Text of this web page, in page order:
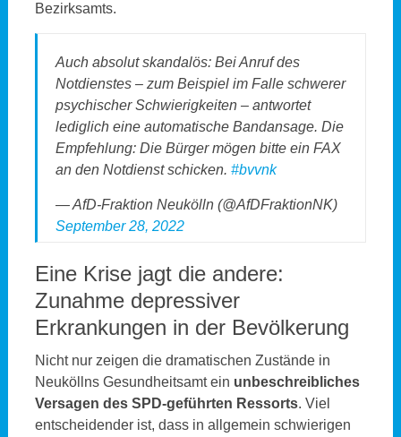
Bezirksamts.
Auch absolut skandalös: Bei Anruf des
Notdienstes – zum Beispiel im Falle schwerer
psychischer Schwierigkeiten – antwortet
lediglich eine automatische Bandansage. Die
Empfehlung: Die Bürger mögen bitte ein FAX
an den Notdienst schicken. #bvvnk
— AfD-Fraktion Neukölln (@AfDFraktionNK)
September 28, 2022
Eine Krise jagt die andere:
Zunahme depressiver
Erkrankungen in der Bevölkerung
Nicht nur zeigen die dramatischen Zustände in
Neuköllns Gesundheitsamt ein unbeschreibliches
Versagen des SPD-geführten Ressorts. Viel
entscheidender ist, dass in allgemein schwierigen